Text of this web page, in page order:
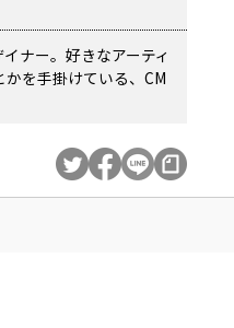
ナー。好きなアーティ
かを手掛けている、CM